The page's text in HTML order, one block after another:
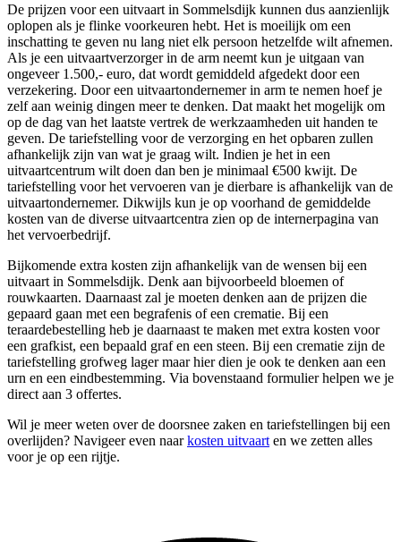
De prijzen voor een uitvaart in Sommelsdijk kunnen dus aanzienlijk
oplopen als je flinke voorkeuren hebt. Het is moeilijk om een
inschatting te geven nu lang niet elk persoon hetzelfde wilt afnemen.
Als je een uitvaartverzorger in de arm neemt kun je uitgaan van
ongeveer 1.500,- euro, dat wordt gemiddeld afgedekt door een
verzekering. Door een uitvaartondernemer in arm te nemen hoef je
zelf aan weinig dingen meer te denken. Dat maakt het mogelijk om
op de dag van het laatste vertrek de werkzaamheden uit handen te
geven. De tariefstelling voor de verzorging en het opbaren zullen
afhankelijk zijn van wat je graag wilt. Indien je het in een
uitvaartcentrum wilt doen dan ben je minimaal €500 kwijt. De
tariefstelling voor het vervoeren van je dierbare is afhankelijk van de
uitvaartondernemer. Dikwijls kun je op voorhand de gemiddelde
kosten van de diverse uitvaartcentra zien op de internerpagina van
het vervoerbedrijf.
Bijkomende extra kosten zijn afhankelijk van de wensen bij een
uitvaart in Sommelsdijk. Denk aan bijvoorbeeld bloemen of
rouwkaarten. Daarnaast zal je moeten denken aan de prijzen die
gepaard gaan met een begrafenis of een crematie. Bij een
teraardebestelling heb je daarnaast te maken met extra kosten voor
een grafkist, een bepaald graf en een steen. Bij een crematie zijn de
tariefstelling grofweg lager maar hier dien je ook te denken aan een
urn en een eindbestemming. Via bovenstaand formulier helpen we je
direct aan 3 offertes.
Wil je meer weten over de doorsnee zaken en tariefstellingen bij een
overlijden? Navigeer even naarkosten uitvaart en we zetten alles
voor je op een rijtje.